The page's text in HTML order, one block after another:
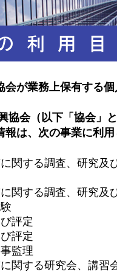
会が業務上保有する
協会（以下「協会」
報は、次の事業に利
関する調査、研究及
関する調査、研究及
評定
評定
監理
関する研究会、講習